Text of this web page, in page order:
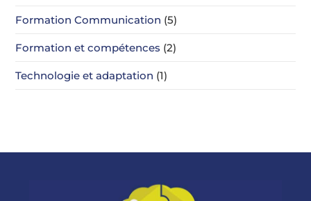
Formation Communication (5)
Formation et compétences (2)
Technologie et adaptation (1)